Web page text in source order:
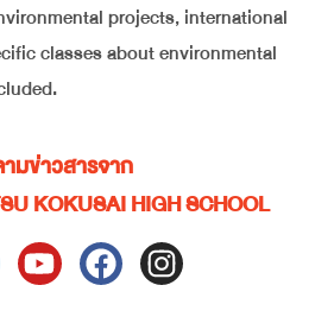
projects, international
classes about environmental
มข่าวสารจาก
KOKUSAI HIGH SCHOOL